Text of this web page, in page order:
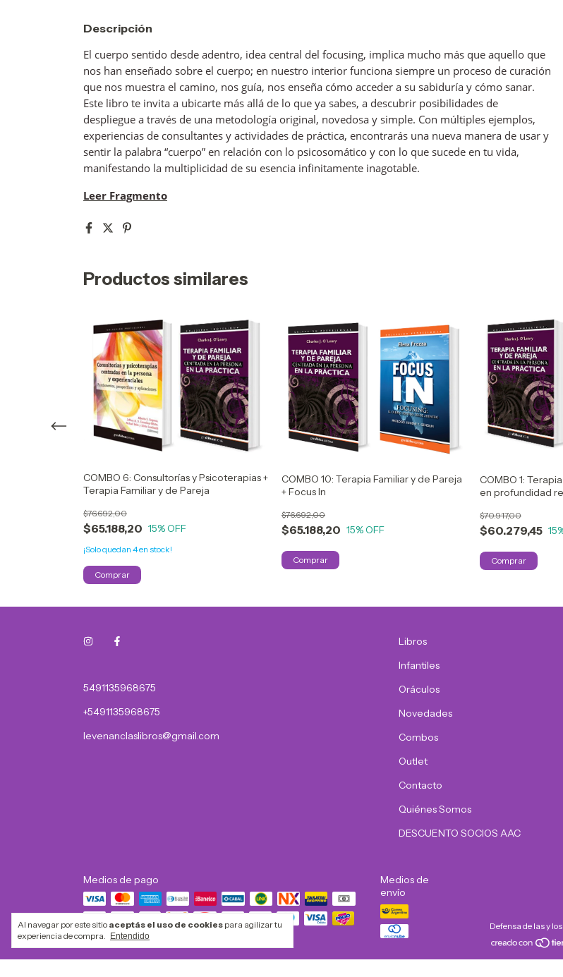
Al navegar por este sitio aceptás el uso de cookies para agilizar tu
experiencia de compra.
Entendido
Descripción
El cuerpo sentido desde adentro, idea central del focusing, implica mucho más que aquello que
nos han enseñado sobre el cuerpo; en nuestro interior funciona siempre un proceso de curación
que nos muestra el camino, nos guía, nos enseña cómo acceder a su sabiduría y cómo sanar.
Este libro te invita a ubicarte más allá de lo que ya sabes, a descubrir posibilidades de
despliegue a través de una metodología original, novedosa y simple. Con múltiples ejemplos,
experiencias de consultantes y actividades de práctica, encontrarás una nueva manera de usar y
sentir la palabra “cuerpo” en relación con lo psicosomático y con lo que sucede en tu vida,
manifestando la multiplicidad de su esencia infinitamente inagotable.
Leer Fragmento
Productos similares
COMBO 6: Consultorías y Psicoterapias +
Terapia Familiar y de Pareja
$65.188,20
$76.692,00
15% OFF
¡Solo quedan 4en stock!
COMBO 10: Terapia Familiar y de Pareja
+ Focus In
$65.188,20
$76.692,00
15% OFF
COMBO 1:
en profundidad
$60.279,45
$70.917,00
15
5491135968675
+5491135968675
levenanclaslibros@gmail.com
Libros
Infantiles
Oráculos
Novedades
Combos
Outlet
Contacto
Quiénes Somos
DESCUENTO SOCIOS AAC
Medios de pago
Medios de
envío
Defensa de las y